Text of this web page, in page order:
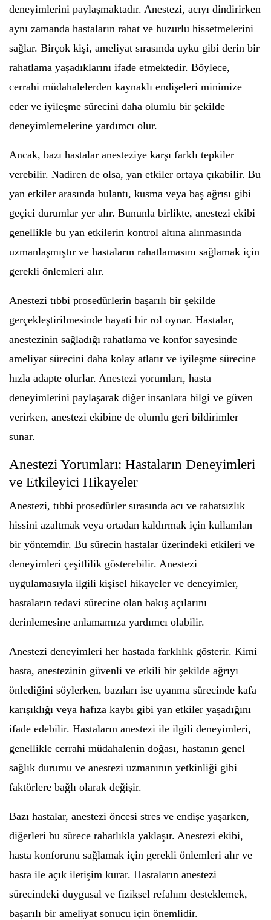
deneyimlerini paylaşmaktadır. Anestezi, acıyı dindirirken
aynı zamanda hastaların rahat ve huzurlu hissetmelerini
sağlar. Birçok kişi, ameliyat sırasında uyku gibi derin bir
rahatlama yaşadıklarını ifade etmektedir. Böylece,
cerrahi müdahalelerden kaynaklı endişeleri minimize
eder ve iyileşme sürecini daha olumlu bir şekilde
deneyimlemelerine yardımcı olur.
Ancak, bazı hastalar anesteziye karşı farklı tepkiler
verebilir. Nadiren de olsa, yan etkiler ortaya çıkabilir. Bu
yan etkiler arasında bulantı, kusma veya baş ağrısı gibi
geçici durumlar yer alır. Bununla birlikte, anestezi ekibi
genellikle bu yan etkilerin kontrol altına alınmasında
uzmanlaşmıştır ve hastaların rahatlamasını sağlamak için
gerekli önlemleri alır.
Anestezi tıbbi prosedürlerin başarılı bir şekilde
gerçekleştirilmesinde hayati bir rol oynar. Hastalar,
anestezinin sağladığı rahatlama ve konfor sayesinde
ameliyat sürecini daha kolay atlatır ve iyileşme sürecine
hızla adapte olurlar. Anestezi yorumları, hasta
deneyimlerini paylaşarak diğer insanlara bilgi ve güven
verirken, anestezi ekibine de olumlu geri bildirimler
sunar.
Anestezi Yorumları: Hastaların Deneyimleri
ve Etkileyici Hikayeler
Anestezi, tıbbi prosedürler sırasında acı ve rahatsızlık
hissini azaltmak veya ortadan kaldırmak için kullanılan
bir yöntemdir. Bu sürecin hastalar üzerindeki etkileri ve
deneyimleri çeşitlilik gösterebilir. Anestezi
uygulamasıyla ilgili kişisel hikayeler ve deneyimler,
hastaların tedavi sürecine olan bakış açılarını
derinlemesine anlamamıza yardımcı olabilir.
Anestezi deneyimleri her hastada farklılık gösterir. Kimi
hasta, anestezinin güvenli ve etkili bir şekilde ağrıyı
önlediğini söylerken, bazıları ise uyanma sürecinde kafa
karışıklığı veya hafıza kaybı gibi yan etkiler yaşadığını
ifade edebilir. Hastaların anestezi ile ilgili deneyimleri,
genellikle cerrahi müdahalenin doğası, hastanın genel
sağlık durumu ve anestezi uzmanının yetkinliği gibi
faktörlere bağlı olarak değişir.
Bazı hastalar, anestezi öncesi stres ve endişe yaşarken,
diğerleri bu sürece rahatlıkla yaklaşır. Anestezi ekibi,
hasta konforunu sağlamak için gerekli önlemleri alır ve
hasta ile açık iletişim kurar. Hastaların anestezi
sürecindeki duygusal ve fiziksel refahını desteklemek,
başarılı bir ameliyat sonucu için önemlidir.